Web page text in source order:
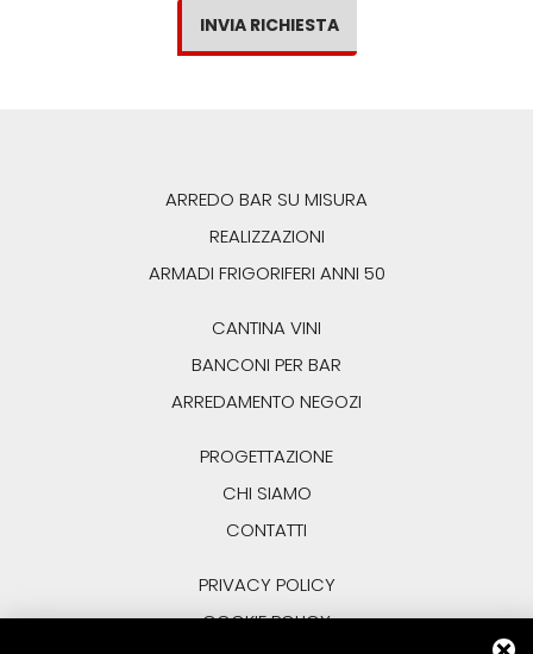
INVIA RICHIESTA
ARREDO BAR SU MISURA
REALIZZAZIONI
ARMADI FRIGORIFERI ANNI 50
CANTINA VINI
BANCONI PER BAR
ARREDAMENTO NEGOZI
PROGETTAZIONE
CHI SIAMO
CONTATTI
PRIVACY POLICY
COOKIE POLICY